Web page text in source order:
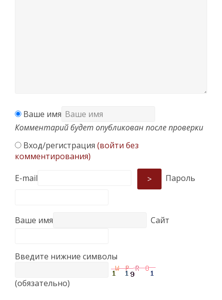
Ваше имя
Комментарий будет опубликован после проверки
Вход/регистрация (войти без
комментирования)
E-mail > Пароль
Ваше имя Сайт
Введите нижние символы
(обязательно)